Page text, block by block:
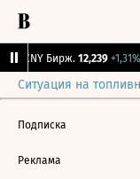
CNY Бирж. 12,239 +1,31%
Ситуация на
Подписка
Реклама